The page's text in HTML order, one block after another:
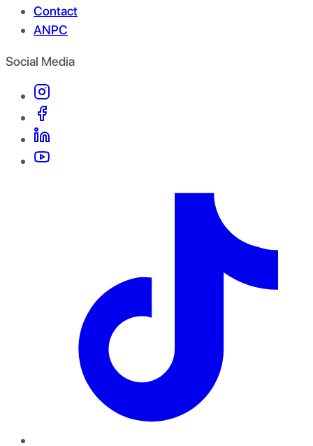
Contact
ANPC
Social Media